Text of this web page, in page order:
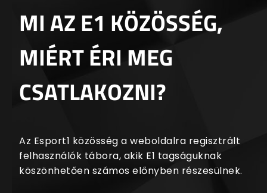
MI AZ E1 KÖZÖSSÉG,
MIÉRT ÉRI MEG
CSATLAKOZNI?
Az Esport1 közösség a weboldalra regisztrált
felhasználók tábora, akik E1 tagságuknak
köszönhetően számos előnyben részesülnek.